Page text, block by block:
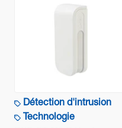
vidéo a été créée
Technologie
Application
Portée de
Détection d'intrusion
Technologie